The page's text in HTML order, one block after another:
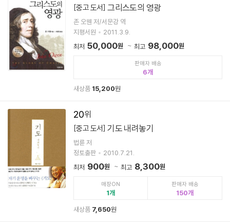
[중고 도서] 그리스도의 영광
존 오웬 저/서문강 역
지평서원
2011.3.9.
최저 50,000원 최고 98,000원
판매자 배송
6
새상품 15,200원
20
[중고 도서] 기도 내려놓기
법륜 저
정토출판
2010.7.21.
최저 900원 최고 8,300원
매장ON
1
판매자 배송
150
새상품 7,650원